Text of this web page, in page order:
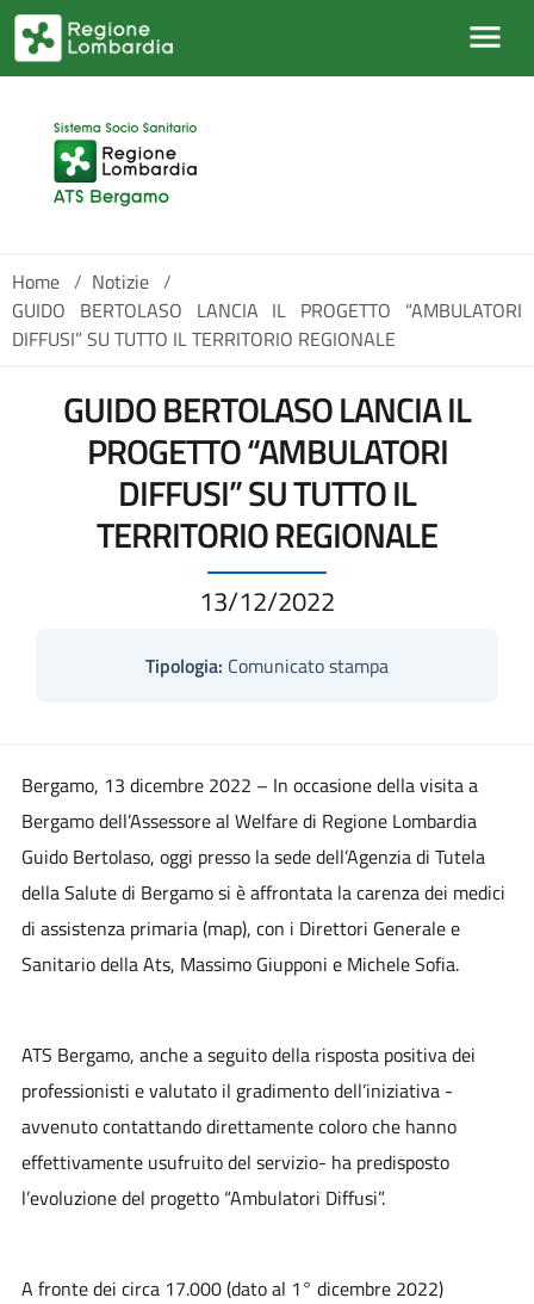
Salta al contenuto principale
Home / Notizie /
GUIDO BERTOLASO LANCIA IL PROGETTO “AMBULATORI
DIFFUSI” SU TUTTO IL TERRITORIO REGIONALE
GUIDO BERTOLASO LANCIA IL
PROGETTO “AMBULATORI
DIFFUSI” SU TUTTO IL
TERRITORIO REGIONALE
13/12/2022
Tipologia: Comunicato stampa
Bergamo, 13 dicembre 2022 – In occasione della visita a
Bergamo dell’Assessore al Welfare di Regione Lombardia
Guido Bertolaso, oggi presso la sede dell’Agenzia di Tutela
della Salute di Bergamo si è affrontata la carenza dei medici
di assistenza primaria (map), con i Direttori Generale e
Sanitario della Ats, Massimo Giupponi e Michele Sofia.
ATS Bergamo, anche a seguito della risposta positiva dei
professionisti e valutato il gradimento dell’iniziativa -
avvenuto contattando direttamente coloro che hanno
effettivamente usufruito del servizio- ha predisposto
l’evoluzione del progetto “Ambulatori Diffusi”.
A fronte dei circa 17.000 (dato al 1° dicembre 2022)